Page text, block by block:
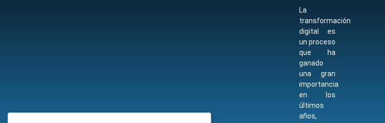
La
transformación
digital es
un proceso
que ha
ganado
una gran
importancia
en los
últimos
años,